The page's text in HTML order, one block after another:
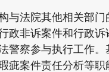
法院其他相关部门
政非诉案件和行政
警察参与执行工作。
案件责任分析等职